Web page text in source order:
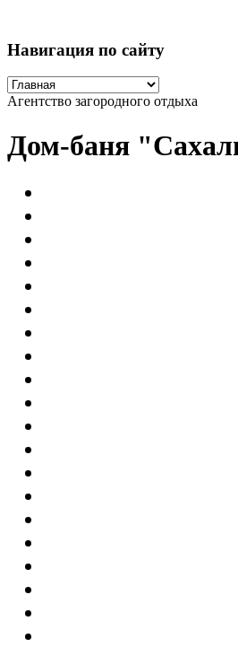
Навигация по сайту
Агентство загородного отдыха
Дом-баня